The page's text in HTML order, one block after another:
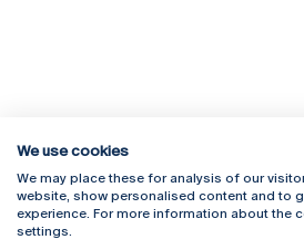
Rua Diogo Botelho 1327
4169-005 Porto
+351 226 196 240
We use cookies
We may place these for analysis of our
website, show personalised content and to
experience. For more information about the
settings.